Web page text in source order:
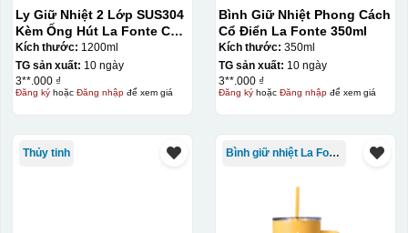
Ly Giữ Nhiệt 2 Lớp SUS304
Kèm Ống Hút La Fonte Có
Tay Cầm 1200ml
Kích thước: 1200ml
TG sản xuất: 10 ngày
3**.000 ₫
Đăng kýhoặc Đăng nhậpđể xem giá
Bình Giữ Nhiệt Phong Cách
Cổ Điển La Fonte 350ml
Kích thước: 350ml
TG sản xuất: 10 ngày
3**.000 ₫
Đăng kýhoặc Đăng nhậpđể xem giá
Thủy tinh Bình giữ nhiệt La Fonte